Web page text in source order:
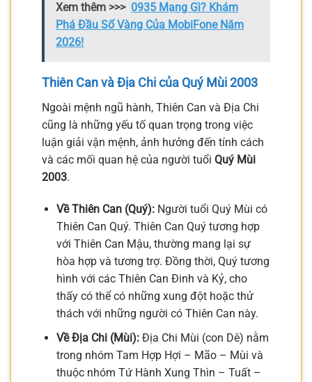
Xem thêm >>> 0935 Mạng Gì? Khám
Phá Đầu Số Vàng Của MobiFone Năm
2026!
Thiên Can và Địa Chi của Quý Mùi 2003
Ngoài mệnh ngũ hành, Thiên Can và Địa Chi
cũng là những yếu tố quan trọng trong việc
luận giải vận mệnh, ảnh hưởng đến tính cách
và các mối quan hệ của người tuổi Quý Mùi
2003.
Về Thiên Can (Quý):Người tuổi Quý Mùi có
Thiên Can Quý. Thiên Can Quý tương hợp
với Thiên Can Mậu, thường mang lại sự
hòa hợp và tương trợ. Đồng thời, Quý tương
hình với các Thiên Can Đinh và Kỷ, cho
thấy có thể có những xung đột hoặc thử
thách với những người có Thiên Can này.
Về Địa Chi (Mùi):Địa Chi Mùi (con Dê) nằm
trong nhóm Tam Hợp Hợi – Mão – Mùi và
thuộc nhóm Tứ Hành Xung Thìn – Tuất –